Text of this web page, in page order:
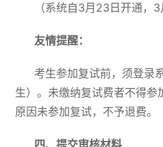
（系统自3月23日开通，
友情提醒：
考生参加复试前，须登录
生）。未缴纳复试费者不得参
原因未参加复试，不予退费。